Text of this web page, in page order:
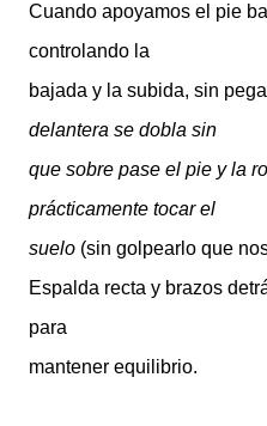
Cuando apoyamos el pie
controlando la
bajada y la subida, sin
delantera se dobla sin
que sobre pase el pie y la
prácticamente tocar el
suelo (sin golpearlo que
Espalda recta y brazos
para
mantener equilibrio.